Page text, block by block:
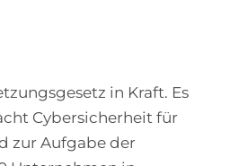
in Kraft. Es
Cybersicherheit für
zur Aufgabe der